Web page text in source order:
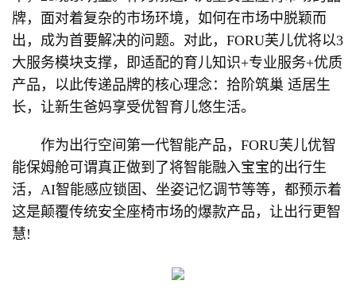
牌，面对着复杂的市场环境，如何在市场中脱颖而
出，成为首要解决的问题。对此，FORU芙儿优将以3
大服务模块支撑，即适配的育儿知识+专业服务+优质
产品，以此传递品牌的核心理念：拾阶筑巢 适居生
长，让新生爸妈享受优智育儿悠生活。
作为出行空间第一代智能产品，FORU芙儿优智
能保姆舱可谓真正做到了将智能融入宝宝的出行生
活，AI智能感应锁固、坐姿记忆调节等等，都预示着
这是颠覆传统安全座椅市场的爆款产品，让出行更智
慧!